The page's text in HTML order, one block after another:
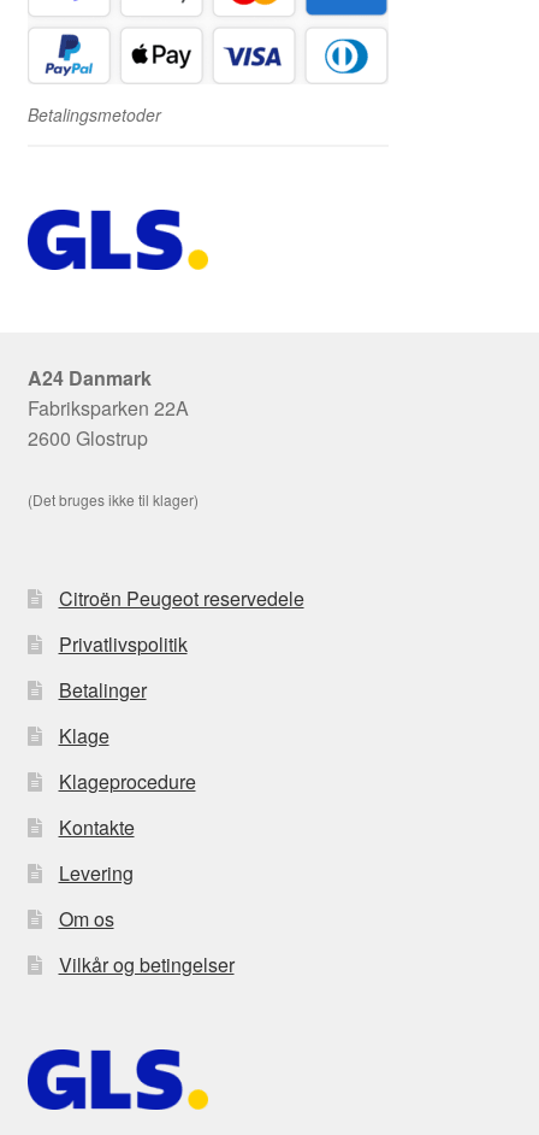
Betalingsmetoder
A24 Danmark
Fabriksparken 22A
2600 Glostrup
(Det bruges ikke til klager)
Citroën Peugeot reservedele
Privatlivspolitik
Betalinger
Klage
Klageprocedure
Kontakte
Levering
Om os
Vilkår og betingelser